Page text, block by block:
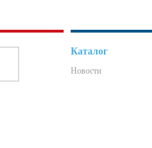
Каталог
Новости